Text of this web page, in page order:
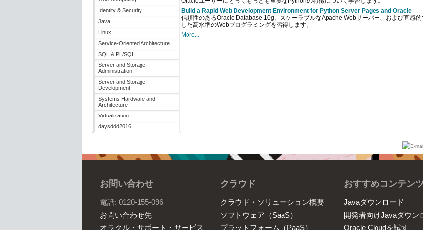
Identity & Security
Java
Linux
Service-Oriented Architecture
SQL & PL/SQL
Server and Storage
Administration
Server and Storage
Development
Systems Hardware and
Architecture
Virtualization
daysddd2016
Build a Rapid Web Development Environment for Python Server Pages and Oracle
信頼性のあるOracle Database 10g、スケーラブルなApache Webサーバー、および直感
した高水準のWebプログラミングを習得します。
More...
お問い合わせ
電話: 0120-155-096
お問い合わせ先
オラクル・サポート・サービス
クラウド
クラウド・ソリューション概要
ソフトウェア（SaaS）
プラットフォーム（PaaS）
おすすめコンテンツ
Javaダウンロード
開発者向けJavaダウン
Oracle Cloudを試す